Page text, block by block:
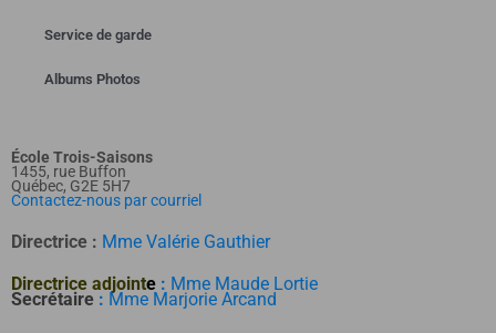
Service de garde
Albums Photos
École Trois-Saisons
1455, rue Buffon
Québec, G2E 5H7
Contactez-nous par courriel
Directrice : Mme Valérie Gauthier
Directrice adjointe : Mme Maude Lortie
Secrétaire : Mme Marjorie Arcand